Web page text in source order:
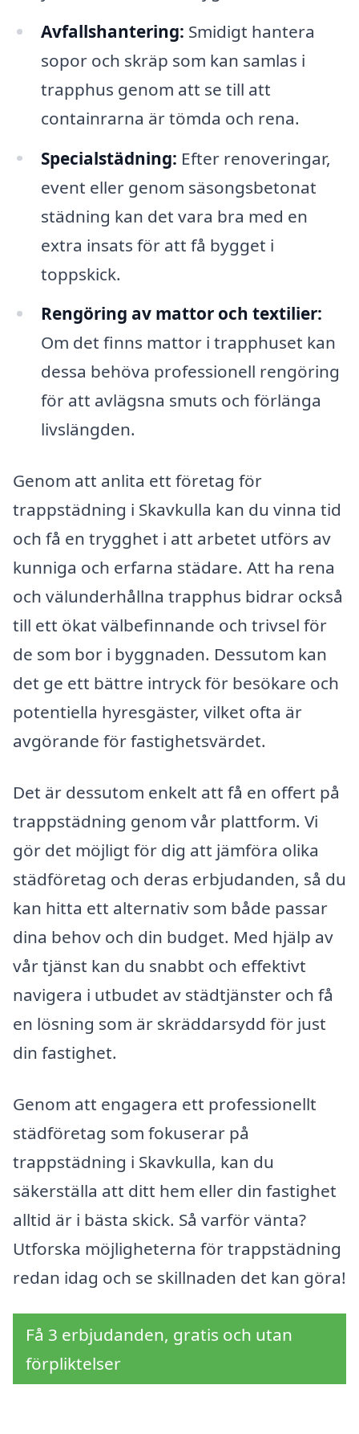
Avfallshantering: Smidigt hantera
sopor och skräp som kan samlas i
trapphus genom att se till att
containrarna är tömda och rena.
Specialstädning: Efter renoveringar,
event eller genom säsongsbetonat
städning kan det vara bra med en
extra insats för att få bygget i
toppskick.
Rengöring av mattor och textilier:
Om det finns mattor i trapphuset kan
dessa behöva professionell rengöring
för att avlägsna smuts och förlänga
livslängden.
Genom att anlita ett företag för
trappstädning i Skavkulla kan du vinna tid
och få en trygghet i att arbetet utförs av
kunniga och erfarna städare. Att ha rena
och välunderhållna trapphus bidrar också
till ett ökat välbefinnande och trivsel för
de som bor i byggnaden. Dessutom kan
det ge ett bättre intryck för besökare och
potentiella hyresgäster, vilket ofta är
avgörande för fastighetsvärdet.
Det är dessutom enkelt att få en offert på
trappstädning genom vår plattform. Vi
gör det möjligt för dig att jämföra olika
städföretag och deras erbjudanden, så du
kan hitta ett alternativ som både passar
dina behov och din budget. Med hjälp av
vår tjänst kan du snabbt och effektivt
navigera i utbudet av städtjänster och få
en lösning som är skräddarsydd för just
din fastighet.
Genom att engagera ett professionellt
städföretag som fokuserar på
trappstädning i Skavkulla, kan du
säkerställa att ditt hem eller din fastighet
alltid är i bästa skick. Så varför vänta?
Utforska möjligheterna för trappstädning
redan idag och se skillnaden det kan göra!
Få 3 erbjudanden, gratis och utan
förpliktelser